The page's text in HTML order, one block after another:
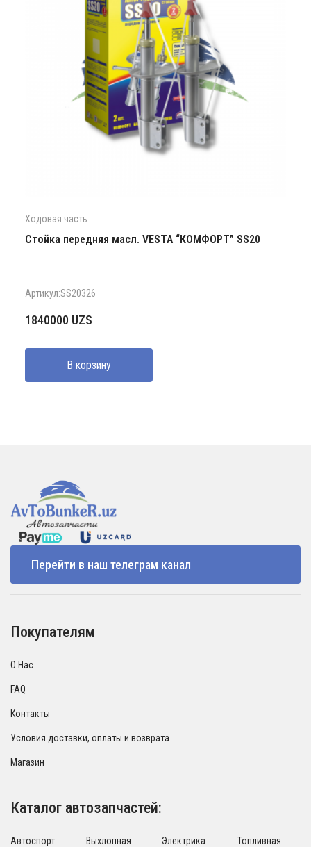
Ходовая часть
Стойка передняя масл. VESTA “КОМФОРТ” SS20
Артикул:SS20326
1840000 UZS
В корзину
Перейти в наш телеграм канал
Покупателям
О Нас
FAQ
Контакты
Условия доставки, оплаты и возврата
Магазин
Каталог автозапчастей:
Автоспорт
Выхлопная
Электрика
Топливная